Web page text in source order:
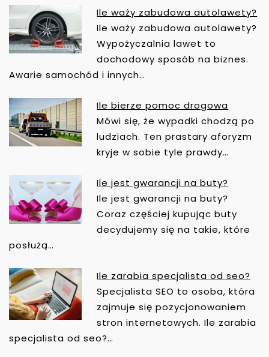
Ile waży zabudowa autolawety?
Ile waży zabudowa autolawety?
Wypożyczalnia lawet to
dochodowy sposób na biznes.
Awarie samochód i innych…
Ile bierze pomoc drogowa
Mówi się, że wypadki chodzą po
ludziach. Ten prastary aforyzm
kryje w sobie tyle prawdy…
Ile jest gwarancji na buty?
Ile jest gwarancji na buty?
Coraz częściej kupując buty
decydujemy się na takie, które
posłużą…
Ile zarabia specjalista od seo?
Specjalista SEO to osoba, która
zajmuje się pozycjonowaniem
stron internetowych. Ile zarabia
specjalista od seo?…
A
C
J
A
P
I
S
U